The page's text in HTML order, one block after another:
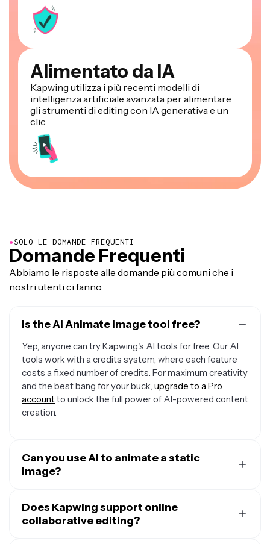
Alimentato da IA
Kapwing utilizza i più recenti modelli di
intelligenza artificiale avanzata per alimentare
gli strumenti di editing con IA generativa e un
clic.
●SOLO LE DOMANDE FREQUENTI
Domande Frequenti
Abbiamo le risposte alle domande più comuni che i
nostri utenti ci fanno.
Is the AI Animate Image tool free?
Yep, anyone can try Kapwing's AI tools for free. Our AI
tools work with a credits system, where each feature
costs a fixed number of credits. For maximum creativity
and the best bang for your buck, upgrade to a Pro
accountto unlock the full power of AI-powered content
creation.
Can you use AI to animate a static
image?
animate any static image. Just upload your image (or
use Kapwing'sAI Image Generator
Does Kapwing support online
collaborative editing?